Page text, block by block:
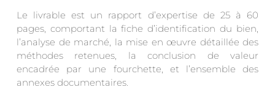
Le livrable est un rapport d’expertise de 25 à 60
pages, comportant la fiche d’identification du bien,
l’analyse de marché, la mise en œuvre détaillée des
méthodes retenues, la conclusion de valeur
encadrée par une fourchette, et l’ensemble des
annexes documentaires.